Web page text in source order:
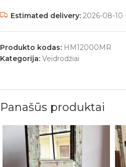
Estimated delivery: 2026-08-10
Produkto kodas: HM12000MR
Kategorija: Veidrodžiai
Panašūs produktai